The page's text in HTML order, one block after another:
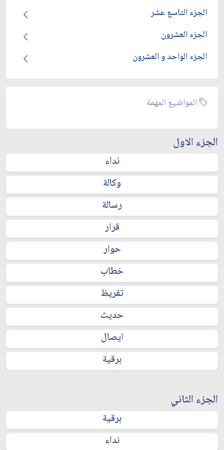
الجزء التاسع عشر
الجزء العشرون
الجزء الواحد و العشرون
المواضيع المهمة
الجزء الاول
نداء
وكالة
رسالة
قرار
حوار
خطاب
تقريظ
حديث
ايصال
برقية
الجزء الثاني
برقية
نداء